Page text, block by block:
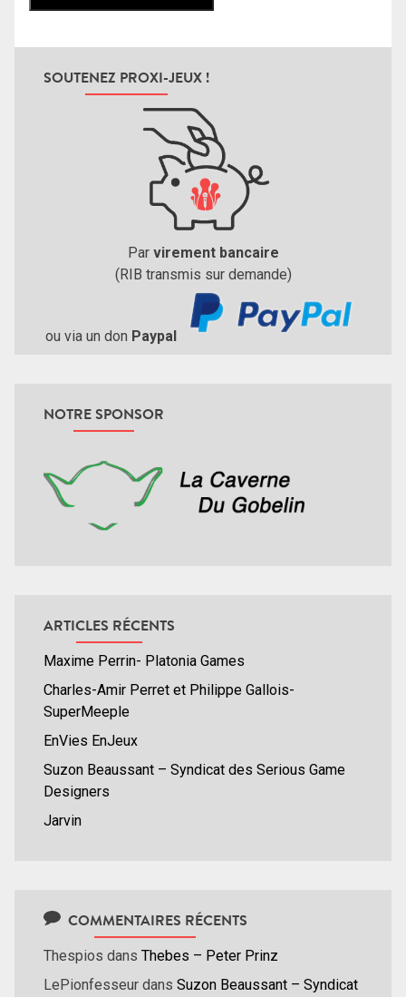
SOUTENEZ PROXI-JEUX !
Par virement bancaire
(RIB transmis sur demande)
ou via un don Paypal
NOTRE SPONSOR
ARTICLES RÉCENTS
Maxime Perrin- Platonia Games
Charles-Amir Perret et Philippe Gallois-
SuperMeeple
EnVies EnJeux
Suzon Beaussant – Syndicat des Serious Game
Designers
Jarvin
COMMENTAIRES RÉCENTS
Thespios dans Thebes – Peter Prinz
LePionfesseur dans Suzon Beaussant – Syndicat